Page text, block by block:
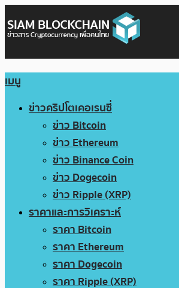
เมนู
ข่าวคริปโตเคอเรนซี่
ข่าว Bitcoin
ข่าว Ethereum
ข่าว Binance Coin
ข่าว Dogecoin
ข่าว Ripple (XRP)
ราคาและการวิเคราะห์
ราคา Bitcoin
ราคา Ethereum
ราคา Dogecoin
ราคา Ripple (XRP)